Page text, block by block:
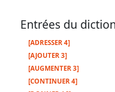
Entrées du
[ADRESSER 4]
[AJOUTER 3]
[AUGMENTER 3]
[CONTINUER 4]
Ouvrages
référence